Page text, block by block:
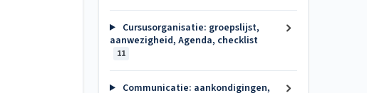
Cursusorganisatie: groepslijst,
aanwezigheid, Agenda, checklist
11
Communicatie: aankondigingen,